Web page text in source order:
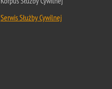
Serwis Służby Cywilnej